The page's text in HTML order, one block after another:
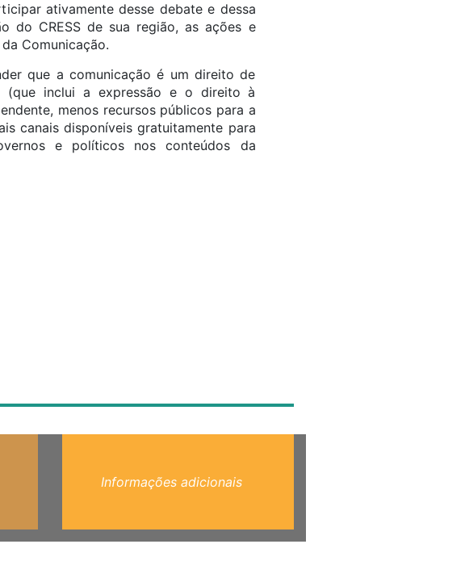
ativamente desse debate e dessa
do CRESS de sua região, as ações e
Comunicação.
que a comunicação é um direito de
(que inclui a expressão e o direito à
menos recursos públicos para a
canais disponíveis gratuitamente para
e políticos nos conteúdos da
Informações adicionais